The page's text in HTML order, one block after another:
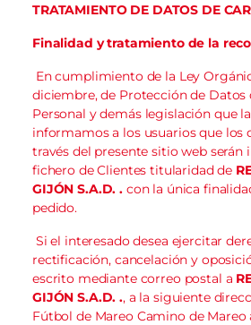
TRATAMIENTO DE DATOS DE
Finalidad y tratamiento de la
En cumplimiento de la Ley
diciembre, de Protección de Datos
Personal y demás legislación que
informamos a los usuarios que los
través del presente sitio web serán
fichero de Clientes titularidad de
GIJÓN S.A.D. . con la única
pedido.
Si el interesado desea ejercitar
rectificación, cancelación y
escrito mediante correo postal a
GIJÓN S.A.D. ., a la siguiente
Fútbol de Mareo Camino de Mareo